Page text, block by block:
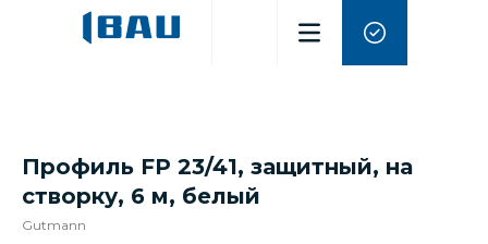
Профиль FP 23/41, защитный, на
створку, 6 м, белый
Gutmann